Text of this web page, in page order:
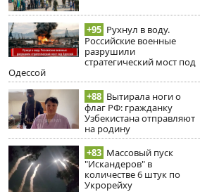
+95 Рухнул в воду.
Российские военные
разрушили
стратегический мост под
Одессой
+88 Вытирала ноги о
флаг РФ: гражданку
Узбекистана отправляют
на родину
+83 Массовый пуск
"Искандеров" в
количестве 6 штук по
Укрорейху